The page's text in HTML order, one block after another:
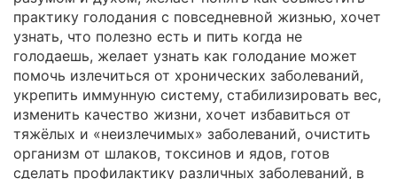
практику голодания с повседневной жизнью, хочет
узнать, что полезно есть и пить когда не
голодаешь, желает узнать как голодание может
помочь излечиться от хронических заболеваний,
укрепить иммунную систему, стабилизировать вес,
изменить качество жизни, хочет избавиться от
тяжёлых и «неизлечимых» заболеваний, очистить
организм от шлаков, токсинов и ядов, готов
сделать профилактику различных заболеваний, в